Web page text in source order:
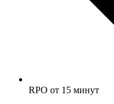
RPO от 15 минут